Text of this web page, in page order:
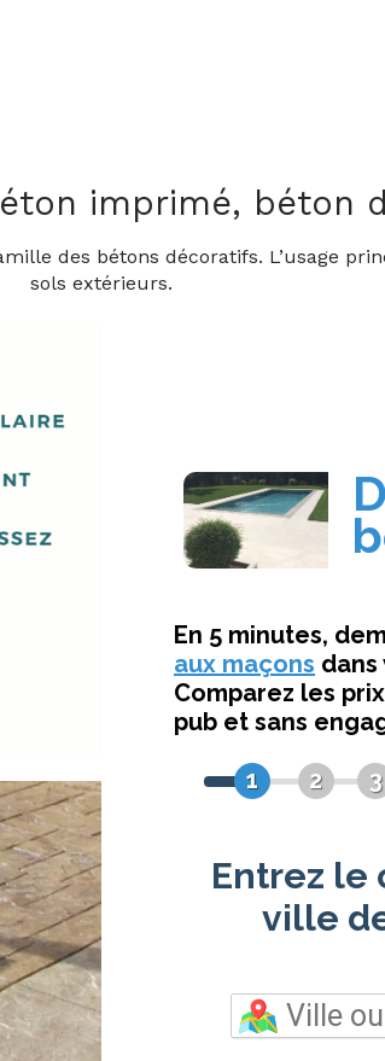
imprimé, béton
des bétons décoratifs. L’usage
sols extérieurs.